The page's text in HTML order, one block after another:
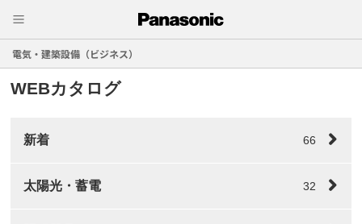
電気・建築設備（ビジネス）
WEBカタログ
新着 66
太陽光・蓄電 32